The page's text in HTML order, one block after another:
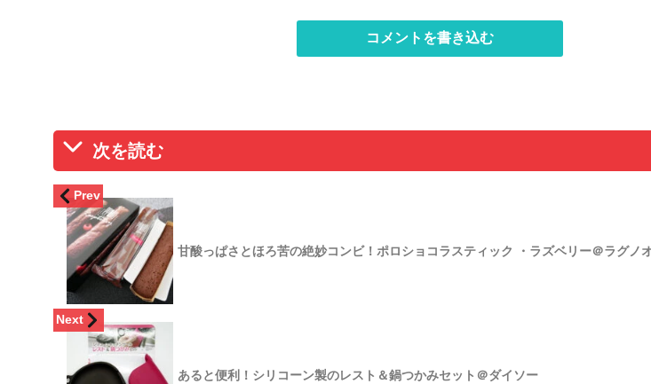
コメントを書き込む
次を読む
Prev
甘酸っぱさとほろ苦の絶妙コンビ！ポロショコラスティック ・ラズベリー＠ラグノ
Next
あると便利！シリコーン製のレスト＆鍋つかみセット＠ダイソー